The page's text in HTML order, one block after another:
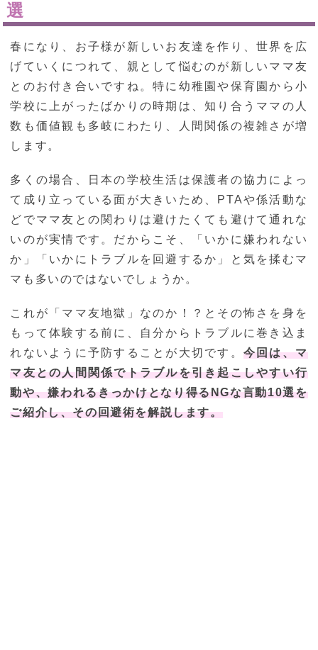
選
春になり、お子様が新しいお友達を作り、世界を広
げていくにつれて、親として悩むのが新しいママ友
とのお付き合いですね。特に幼稚園や保育園から小
学校に上がったばかりの時期は、知り合うママの人
数も価値観も多岐にわたり、人間関係の複雑さが増
します。
多くの場合、日本の学校生活は保護者の協力によっ
て成り立っている面が大きいため、PTAや係活動な
どでママ友との関わりは避けたくても避けて通れな
いのが実情です。だからこそ、「いかに嫌われない
か」「いかにトラブルを回避するか」と気を揉むマ
マも多いのではないでしょうか。
これが「ママ友地獄」なのか！？とその怖さを身を
もって体験する前に、自分からトラブルに巻き込ま
れないように予防することが大切です。 今回は、マ
マ友との人間関係でトラブルを引き起こしやすい行
動や、嫌われるきっかけとなり得るNGな言動10選を
ご紹介し、その回避術を解説します。